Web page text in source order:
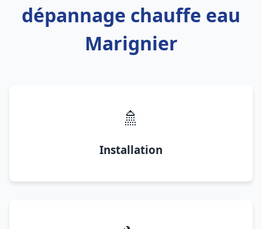
dépannage chauffe eau
Marignier
🚿
Installation